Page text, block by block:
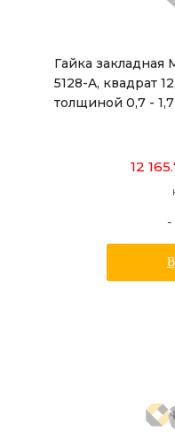
Гайка
5128-A, квадрат
толщиной 0,7 -
12
-